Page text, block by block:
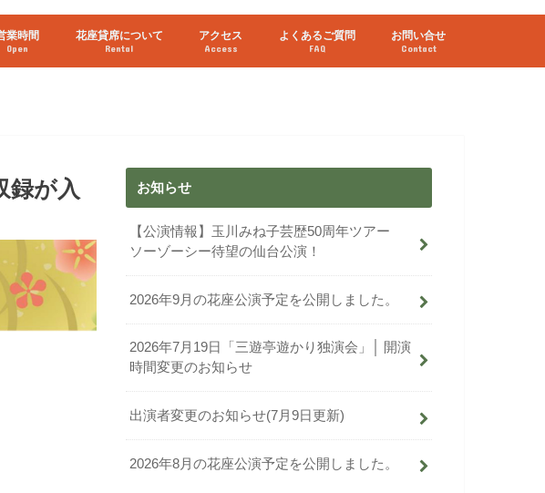
業時間
Open
花座貸席について
Rental
アクセス
Access
よくあるご質問
FAQ
お問い合せ
Contact
録が入
お知らせ
【公演情報】玉川みね子芸歴50周年ツアー
ソーゾーシー待望の仙台公演！
2026年9月の花座公演予定を公開しました。
2026年7月19日「三遊亭遊かり独演会」│ 開演
時間変更のお知らせ
出演者変更のお知らせ(7月9日更新)
2026年8月の花座公演予定を公開しました。